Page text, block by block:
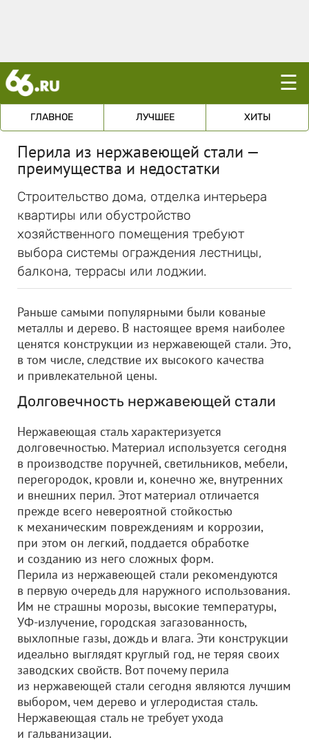
☰
ГЛАВНОЕ ЛУЧШЕЕ ХИТЫ
Перила из нержавеющей стали —
преимущества и недостатки
Строительство дома, отделка интерьера
квартиры или обустройство
хозяйственного помещения требуют
выбора системы ограждения лестницы,
балкона, террасы или лоджии.
Раньше самыми популярными были кованые
металлы и дерево. В настоящее время наиболее
ценятся конструкции из нержавеющей стали. Это,
в том числе, следствие их высокого качества
и привлекательной цены.
Долговечность нержавеющей стали
Нержавеющая сталь характеризуется
долговечностью. Материал используется сегодня
в производстве поручней, светильников, мебели,
перегородок, кровли и, конечно же, внутренних
и внешних перил. Этот материал отличается
прежде всего невероятной стойкостью
к механическим повреждениям и коррозии,
при этом он легкий, поддается обработке
и созданию из него сложных форм.
Перила из нержавеющей стали рекомендуются
в первую очередь для наружного использования.
Им не страшны морозы, высокие температуры,
УФ-излучение, городская загазованность,
выхлопные газы, дождь и влага. Эти конструкции
идеально выглядят круглый год, не теряя своих
заводских свойств. Вот почему перила
из нержавеющей стали сегодня являются лучшим
выбором, чем дерево и углеродистая сталь.
Нержавеющая сталь не требует ухода
и гальванизации.